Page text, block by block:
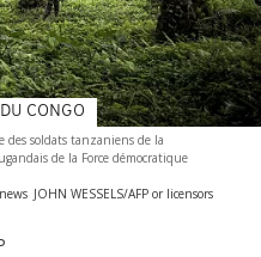
soldats tanzaniens de la
de la Force démocratique
JOHN WESSELS/AFP or licensors
CONGO